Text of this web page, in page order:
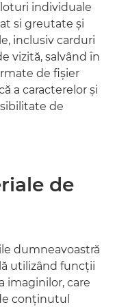
individuale
si greutate şi
inclusiv carduri
vizită, salvând în
de fişier
a caracterelor şi
de
de
dumneavoastră
utilizând funcţii
imaginilor, care
conţinutul